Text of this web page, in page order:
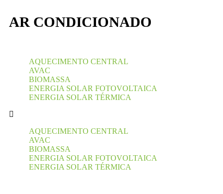
AR CONDICIONADO
AQUECIMENTO CENTRAL
AVAC
BIOMASSA
ENERGIA SOLAR FOTOVOLTAICA
ENERGIA SOLAR TÉRMICA
AQUECIMENTO CENTRAL
AVAC
BIOMASSA
ENERGIA SOLAR FOTOVOLTAICA
ENERGIA SOLAR TÉRMICA